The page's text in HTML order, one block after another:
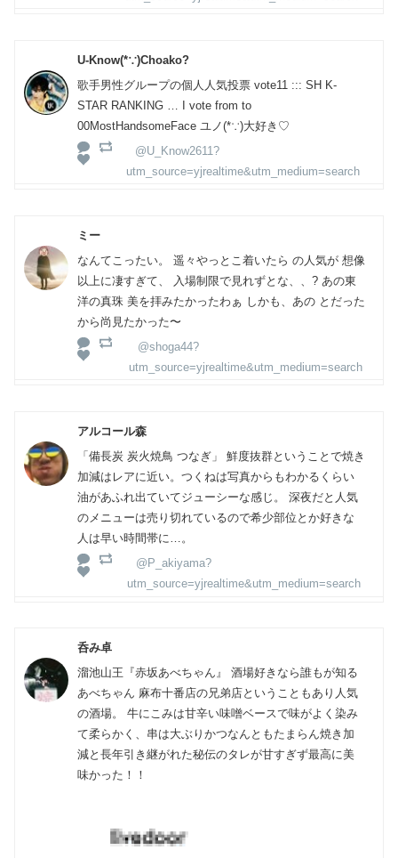
U-Know(*∵)Choako?
歌手男性グループの個人人気投票 vote11 ::: SH K-
STAR RANKING … I vote from to
00MostHandsomeFace ユノ(*∵)大好き♡
@U_Know2611?
utm_source=yjrealtime&utm_medium=search
ミー
なんてこったい。 遥々やっとこ着いたら の人気が 想像
以上に凄すぎて、 入場制限で見れずとな、、? あの東
洋の真珠 美を拝みたかったわぁ しかも、あの とだった
から尚見たかった〜
@shoga44?
utm_source=yjrealtime&utm_medium=search
アルコール森
「備長炭 炭火焼鳥 つなぎ」 鮮度抜群ということで焼き
加減はレアに近い。つくねは写真からもわかるくらい
油があふれ出ていてジューシーな感じ。 深夜だと人気
のメニューは売り切れているので希少部位とか好きな
人は早い時間帯に…。
@P_akiyama?
utm_source=yjrealtime&utm_medium=search
呑み卓
溜池山王『赤坂あべちゃん』 酒場好きなら誰もが知る
あべちゃん 麻布十番店の兄弟店ということもあり人気
の酒場。 牛にこみは甘辛い味噌ベースで味がよく染み
て柔らかく、串は大ぶりかつなんともたまらん焼き加
減と長年引き継がれた秘伝のタレが甘すぎず最高に美
味かった！！